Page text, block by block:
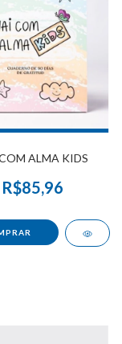
ALMA KIDS
R$85,96